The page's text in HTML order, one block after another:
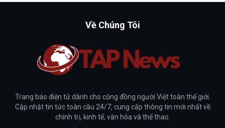
Về Chúng Tôi
Trang báo điện tử dành cho cộng đồng người Việt toàn thế giới.
Cập nhật tin tức toàn cầu 24/7, cung cấp thông tin mới nhất về
chính trị, kinh tế, văn hóa và thể thao.